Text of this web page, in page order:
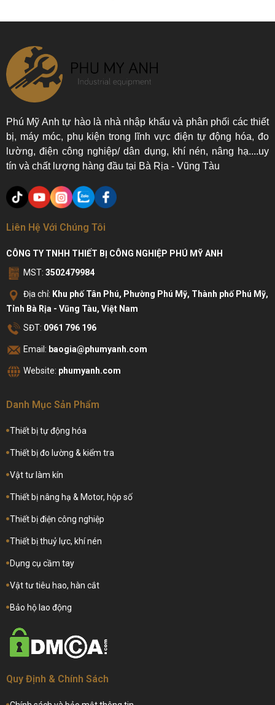
Phú Mỹ Anh tự hào là nhà nhập khẩu và phân phối các thiết
bị, máy móc, phụ kiện trong lĩnh vực điện tự động hóa, đo
lường, điện công nghiệp/ dân dụng, khí nén, nâng hạ....uy
tín và chất lượng hàng đầu tại Bà Rịa - Vũng Tàu
Liên Hệ Với Chúng Tôi
CÔNG TY TNHH THIẾT BỊ CÔNG NGHIỆP PHÚ MỸ ANH
MST: 3502479984
Địa chỉ: Khu phố Tân Phú, Phường Phú Mỹ, Thành phố Phú Mỹ,
Tỉnh Bà Rịa - Vũng Tàu, Việt Nam
SĐT: 0961 796 196
Email: baogia@phumyanh.com
Website: phumyanh.com
Danh Mục Sản Phẩm
Thiết bị tự động hóa
Thiết bị đo lường & kiểm tra
Vật tư làm kín
Thiết bị nâng hạ & Motor, hộp số
Thiết bị điện công nghiệp
Thiết bị thuỷ lực, khí nén
Dụng cụ cầm tay
Vật tư tiêu hao, hàn cắt
Bảo hộ lao động
Quy Định & Chính Sách